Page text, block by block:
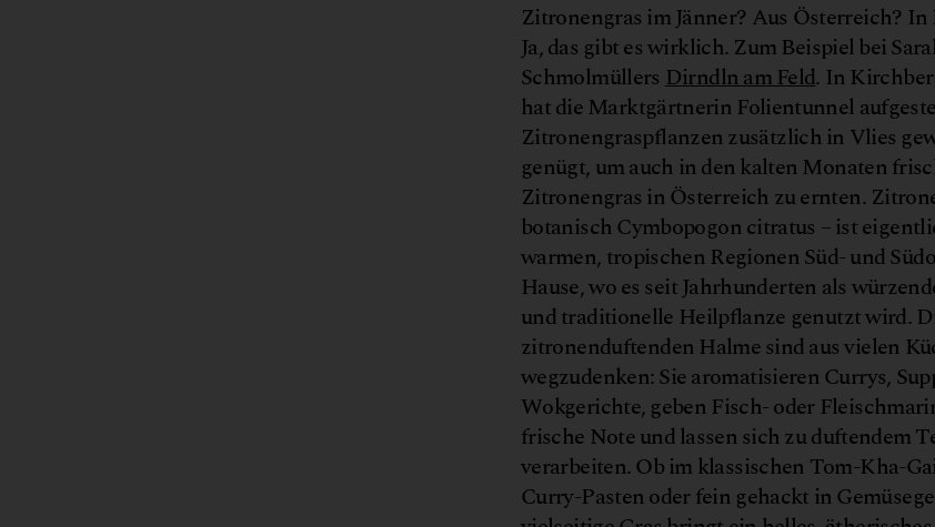
Zitronengras im Jänner? Aus Österreich?
Ja, das gibt es wirklich. Zum Beispiel bei
Schmolmüllers Dirndln am Feld. In
hat die Marktgärtnerin Folientunnel
Zitronengraspflanzen zusätzlich in Vlies
genügt, um auch in den kalten Monaten
Zitronengras in Österreich zu ernten.
botanisch Cymbopogon citratus – ist
warmen, tropischen Regionen Süd- und
Hause, wo es seit Jahrhunderten als
und traditionelle Heilpflanze genutzt wird.
zitronenduftenden Halme sind aus vielen
wegzudenken: Sie aromatisieren Currys,
Wokgerichte, geben Fisch- oder
frische Note und lassen sich zu duftendem
verarbeiten. Ob im klassischen Tom-Kha-
Curry-Pasten oder fein gehackt in